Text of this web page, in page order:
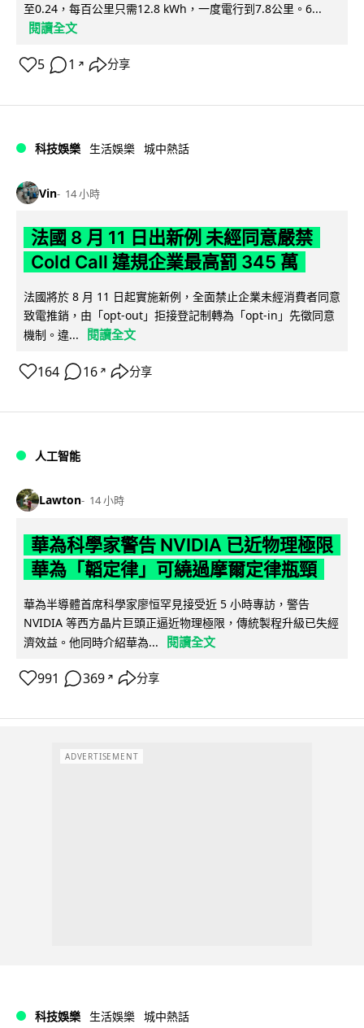
至0.24，每百公里只需12.8 kWh，一度電行到7.8公里。6...
閱讀全文
5 1 ↗ 分享
科技娛樂 生活娛樂 城中熱話
Vin 14 小時
法國 8 月 11 日出新例 未經同意嚴禁
Cold Call 違規企業最高罰 345 萬
法國將於 8 月 11 日起實施新例，全面禁止企業未經消費者同意
致電推銷，由「opt-out」拒接登記制轉為「opt-in」先徵同意
機制。違...
閱讀全文
164 16 ↗ 分享
人工智能
Lawton 14 小時
華為科學家警告 NVIDIA 已近物理極限
華為「韜定律」可繞過摩爾定律瓶頸
華為半導體首席科學家廖恒罕見接受近 5 小時專訪，警告
NVIDIA 等西方晶片巨頭正逼近物理極限，傳統製程升級已失經
濟效益。他同時介紹華為...
閱讀全文
991 369 ↗ 分享
ADVERTISEMENT
科技娛樂 生活娛樂 城中熱話